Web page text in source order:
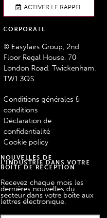
ACTIVER LE RAPPEL
CORPORATE
© Easyfairs Group, 2nd
Floor Regal House, 70
London Road, Twickenham,
TW1 3QS
Conditions générales &
conditions
Déclaration de
confidentialité
Cookie policy
NOUVELLES DE
L'INDUSTRIE DANS VOTRE
BOÎTE DE RÉCEPTION
Recevez chaque mois les
dernières nouvelles du
secteur dans votre boîte aux
lettres électronique.